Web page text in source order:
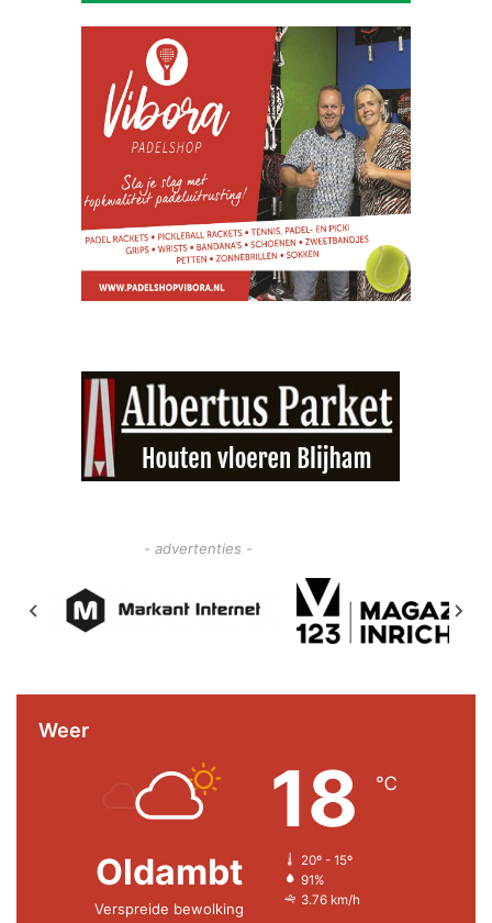
- advertenties -
Weer
Oldambt
Verspreide bewolking
18 ℃
20º - 15º
91%
3.76 km/h